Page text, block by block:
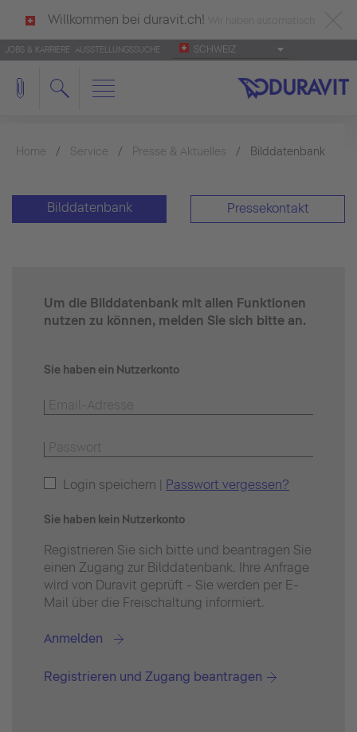
Willkommen bei duravit.ch!
deutsch als Ihre Sprache erkannt.
Français Italiano
JOBS & KARRIERE AUSSTELLUNGSSUCHE SCHWEIZ
Home Service Presse & Aktuelles Bilddatenbank
Bilddatenbank Pressekontakt
Um die Bilddatenbank mit allen Funktionen
nutzen zu können, melden Sie sich bitte an.
Sie haben ein Nutzerkonto
Login speichern | Passwort vergessen?
Sie haben kein Nutzerkonto
Registrieren Sie sich bitte und beantragen Sie
einen Zugang zur Bilddatenbank. Ihre Anfrage
wird von Duravit geprüft - Sie werden per E-
Mail über die Freischaltung informiert.
Anmelden
Registrieren und Zugang beantragen